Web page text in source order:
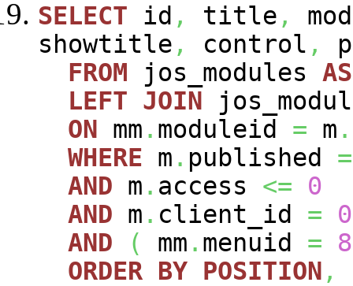
SELECT id , title ,
showtitle , control ,
FROM jos_modules AS
LEFT JOIN
ON mm . moduleid = m .
WHERE m . published =
AND m . access <=
0
AND m . client_id =
0
AND
( mm . menuid =
ORDER BY POSITION ,